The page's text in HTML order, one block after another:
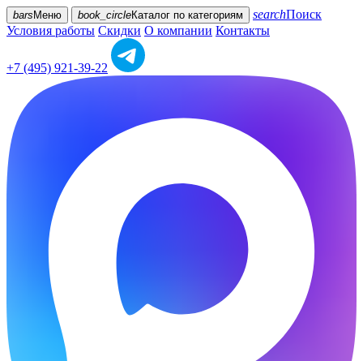
bars Меню book_circleКаталог по категориям searchПоиск
Условия работы Скидки О компании Контакты
+7 (495) 921-39-22